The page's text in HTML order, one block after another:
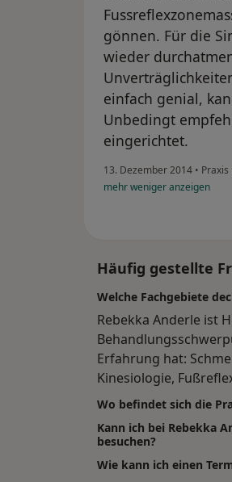
gönnen. Für die
wieder
einfach genial,
Unbedingt
eingerichtet.
13. Dezember 2014 •
mehrwenigeranzeigen
Häufig gestellte
Welche Fachgebiete
Rebekka Anderle ist
Erfahrung hat:
Kinesiologie,
Wo befindet sich die
Kann ich bei Rebekka
besuchen?
Wie kann ich einen